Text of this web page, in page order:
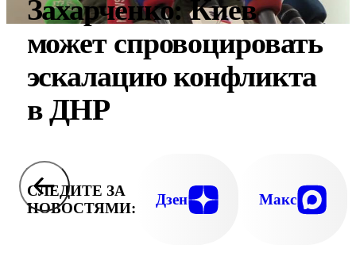
Захарченко: Киев
может спровоцировать
эскалацию конфликта
в ДНР
СЛЕДИТЕ ЗА
НОВОСТЯМИ:
Дзен Макс